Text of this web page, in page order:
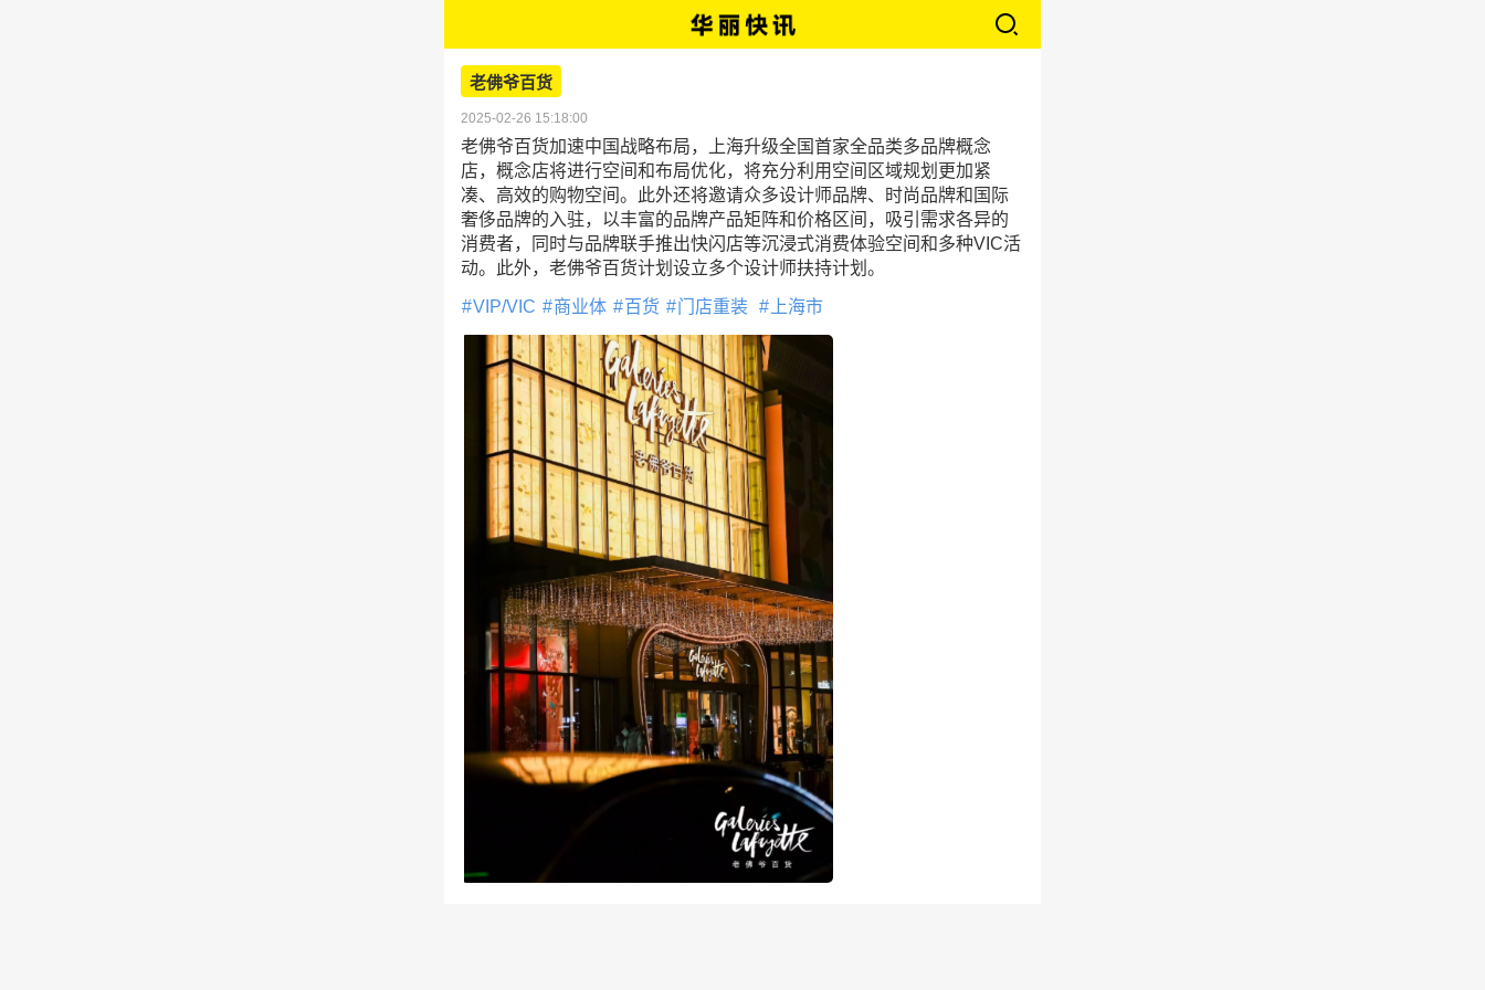
老佛爷百货
2025-02-26 15:18:00
老佛爷百货加速中国战略布局，上海升级全国首家全品类多品牌概念
店，概念店将进行空间和布局优化，将充分利用空间区域规划更加紧
凑、高效的购物空间。此外还将邀请众多设计师品牌、时尚品牌和国际
奢侈品牌的入驻，以丰富的品牌产品矩阵和价格区间，吸引需求各异的
消费者，同时与品牌联手推出快闪店等沉浸式消费体验空间和多种VIC活
动。此外，老佛爷百货计划设立多个设计师扶持计划。
VIP/VIC 商业体 百货 门店重装 上海市